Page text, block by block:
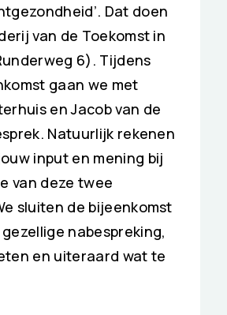
Dat doen
van de Toekomst in
6). Tijdens
gaan we met
en Jacob van de
Natuurlijk rekenen
input en mening bij
van deze twee
sluiten de bijeenkomst
nabespreking,
en uiteraard wat te